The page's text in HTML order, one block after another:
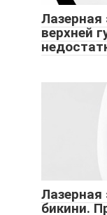
верхней
Лазерная
бикини.